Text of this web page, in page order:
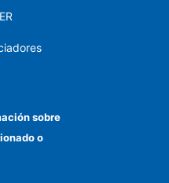
sobre
o